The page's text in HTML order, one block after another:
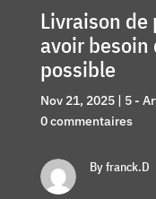
Livraison
avoir besoin
possible
Nov 21, 2025| 5 -
0 commentaires
By franck.D